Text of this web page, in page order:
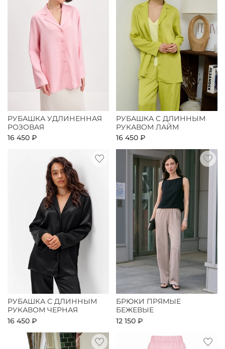
РУБАШКА УДЛИНЕННАЯ
РОЗОВАЯ
16 450 ₽
РУБАШКА С ДЛИННЫМ
РУКАВОМ ЛАЙМ
16 450 ₽
РУБАШКА С ДЛИННЫМ
РУКАВОМ ЧЕРНАЯ
16 450 ₽
БРЮКИ ПРЯМЫЕ
БЕЖЕВЫЕ
12 150 ₽